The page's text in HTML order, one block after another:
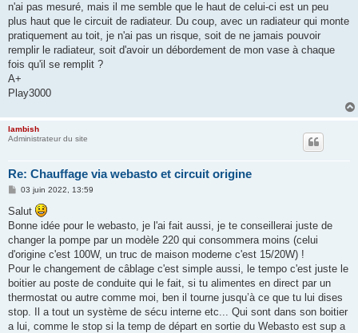
n'ai pas mesuré, mais il me semble que le haut de celui-ci est un peu
plus haut que le circuit de radiateur. Du coup, avec un radiateur qui monte
pratiquement au toit, je n'ai pas un risque, soit de ne jamais pouvoir
remplir le radiateur, soit d'avoir un débordement de mon vase à chaque
fois qu'il se remplit ?
A+
Play3000
lambish
Administrateur du site
Re: Chauffage via webasto et circuit origine
M
s
s
a
g
e
03 juin 2022, 13:59
Salut
Bonne idée pour le webasto, je l'ai fait aussi, je te conseillerai juste de
changer la pompe par un modèle 220 qui consommera moins (celui
d'origine c'est 100W, un truc de maison moderne c'est 15/20W) !
Pour le changement de câblage c'est simple aussi, le tempo c'est juste le
boitier au poste de conduite qui le fait, si tu alimentes en direct par un
thermostat ou autre comme moi, ben il tourne jusqu’à ce que tu lui dises
stop. Il a tout un système de sécu interne etc... Qui sont dans son boitier
a lui, comme le stop si la temp de départ en sortie du Webasto est sup a